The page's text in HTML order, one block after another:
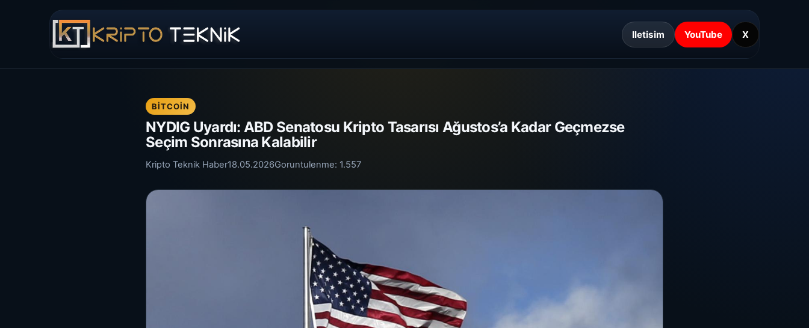
Iletisim YouTube X
BITCOIN
NYDIG Uyardı: ABD Senatosu Kripto Tasarısı Ağustos’a Kadar Geçmezse
Seçim Sonrasına Kalabilir
Kripto Teknik Haber18.05.2026Goruntulenme: 1.557